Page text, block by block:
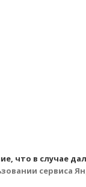
что в случае
сервиса